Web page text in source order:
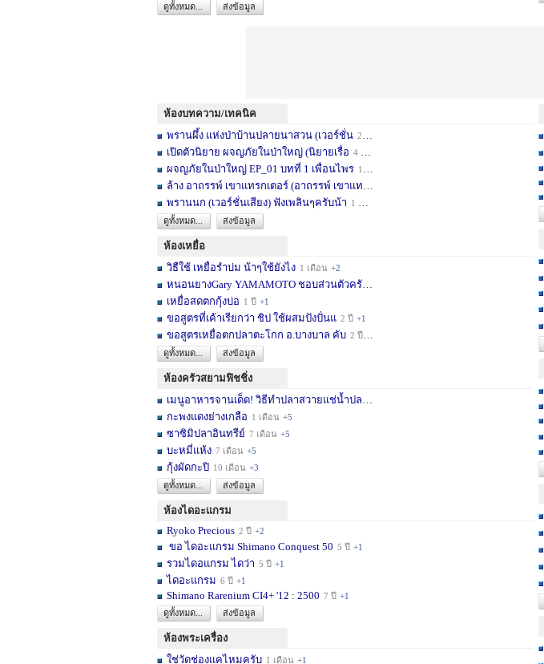
ดูทั้งหมด...
ส่งข้อมูล
ห้องบทความ/เทคนิค
พรานผึ้ง แห่งป่าบ้านปลายนาสวน (เวอร์ชั่น 2 เดือน
เปิดตัวนิยาย ผจญภัยในป่าใหญ่ (นิยายเรื่อ 4 เดือน
ผจญภัยในป่าใหญ่ EP_01 บทที่ 1 เพื่อนไพร 11 เดือน
ล้าง อาถรรพ์ เขาแทรกเตอร์ (อาถรรพ์ เขาแท
พรานนก (เวอร์ชั่นเสียง) ฟังเพลินๆครับน้า 1 ปี
ดูทั้งหมด...
ส่งข้อมูล
ห้องเหยื่อ
วิธืใช้ เหยื่อรำบ่ม น้าๆใช้ยังไง 1 เดือน +2
หนอนยางGary YAMAMOTO ชอบส่วนตัวครับ... เ
เหยื่อสดตกกุ้งบ่อ 1 ปี +1
ขอสูตรที่เค้าเรียกว่า ชิป ใช้ผสมปังปั่นแ 2 ปี +1
ขอสูตรเหยื่อตกปลาตะโกก อ.บางบาล คับ 2 ปี
ดูทั้งหมด...
ส่งข้อมูล
ห้องครัวสยามฟิชชิ่ง
เมนูอาหารจานเด็ด! วิธีทำปลาสวายแช่น้ำปลา
กะพงแดงย่างเกลือ 1 เดือน +5
ซาซิมิปลาอินทรีย์ 7 เดือน +5
บะหมี่แห้ง 7 เดือน +5
กุ้งผัดกะปิ 10 เดือน +3
ดูทั้งหมด...
ส่งข้อมูล
ห้องไดอะแกรม
Ryoko Precious 2 ปี +2
ขอ ไดอะแกรม Shimano Conquest 50 5 ปี +1
รวมไดอแกรม ไดว่า 5 ปี +1
ไดอะแกรม 6 ปี +1
Shimano Rarenium CI4+ '12 : 2500 7 ปี +1
ดูทั้งหมด...
ส่งข้อมูล
ห้องพระเครื่อง
ใช่วัดช่องแคไหมครับ 1 เดือน +1